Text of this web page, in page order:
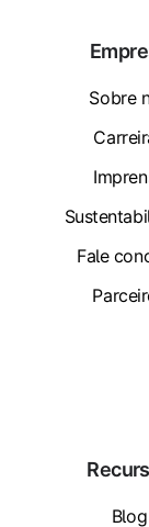
Sobre
Fale
Blog